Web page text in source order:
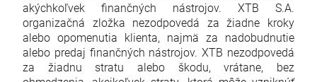
akýchkoľvek finančných nástrojov. XTB S.A.
organizačná zložka nezodpovedá za žiadne kroky
alebo opomenutia klienta, najmä za nadobudnutie
alebo predaj finančných nástrojov. XTB nezodpovedá
za žiadnu stratu alebo škodu, vrátane, bez